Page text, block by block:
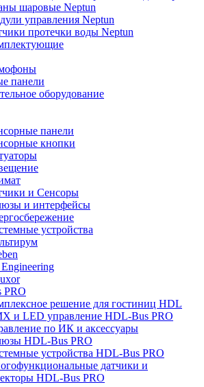
шаровые Neptun
управления Neptun
протечки воды Neptun
панели
оборудование
панели
кнопки
и Сенсоры
и интерфейсы
устройства
PRO
решение для гостиниц HDL
и LED управление HDL-Bus PRO
по ИК и аксессуары
HDL-Bus PRO
устройства HDL-Bus PRO
датчики и
HDL-Bus PRO